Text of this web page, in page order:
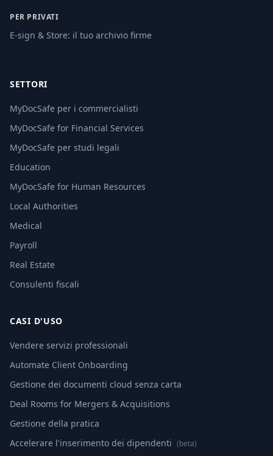
PER PRIVATI
E-sign & Store: il tuo archivio firme
SETTORI
MyDocSafe per i commercialisti
MyDocSafe for Financial Services
MyDocSafe per studi legali
Education
MyDocSafe for Human Resources
Local Authorities
Medical
Payroll
Real Estate
Consulenti fiscali
CASI D'USO
Vendere servizi professionali
Automate Client Onboarding
Gestione dei documenti cloud senza carta
Deal Rooms for Mergers & Acquisitions
Gestione della pratica
Accelerare l'inserimento dei dipendenti (beta)